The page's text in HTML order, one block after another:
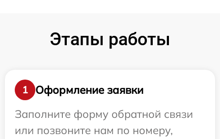
Этапы работы
1
Оформление заявки
Заполните форму обратной связи
или позвоните нам по номеру,